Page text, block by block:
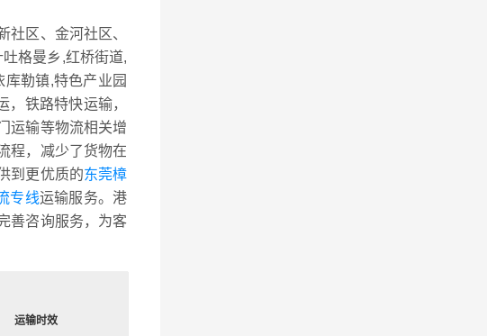
区、金河社区、
格曼乡,红桥街道,
勒镇,特色产业园
铁路特快运输，
运输等物流相关增
程，减少了货物在
到更优质的东莞樟
专线运输服务。港
善咨询服务，为客
运输时效